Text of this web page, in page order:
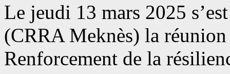
Le jeudi 13 mars 2025
(CRRA Meknès) la
Renforcement de la